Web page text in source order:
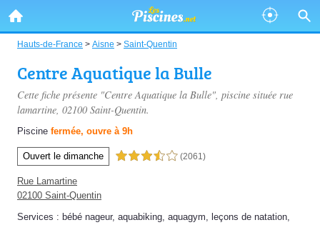
Hauts-de-France > Aisne > Saint-Quentin
Centre Aquatique la Bulle
Cette fiche présente "Centre Aquatique la Bulle", piscine située rue
lamartine, 02100 Saint-Quentin.
Piscine fermée, ouvre à 9h
Ouvert le dimanche 3,5 étoiles sur 5 (2061)
Rue Lamartine
02100 Saint-Quentin
Services : bébé nageur, aquabiking, aquagym, leçons de natation,